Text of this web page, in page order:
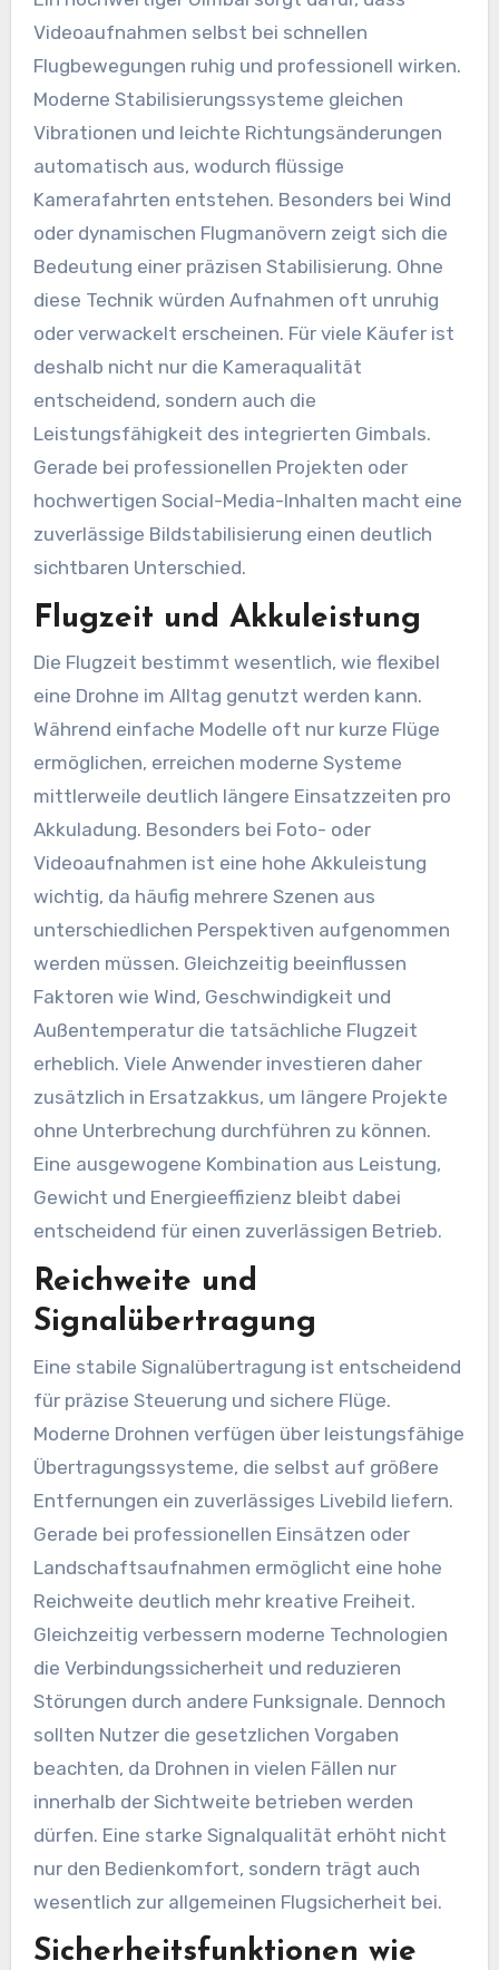
Videoaufnahmen selbst bei schnellen
Flugbewegungen ruhig und professionell wirken.
Moderne Stabilisierungssysteme gleichen
Vibrationen und leichte Richtungsänderungen
automatisch aus, wodurch flüssige
Kamerafahrten entstehen. Besonders bei Wind
oder dynamischen Flugmanövern zeigt sich die
Bedeutung einer präzisen Stabilisierung. Ohne
diese Technik würden Aufnahmen oft unruhig
oder verwackelt erscheinen. Für viele Käufer ist
deshalb nicht nur die Kameraqualität
entscheidend, sondern auch die
Leistungsfähigkeit des integrierten Gimbals.
Gerade bei professionellen Projekten oder
hochwertigen Social-Media-Inhalten macht eine
zuverlässige Bildstabilisierung einen deutlich
sichtbaren Unterschied.
Flugzeit und Akkuleistung
Die Flugzeit bestimmt wesentlich, wie flexibel
eine Drohne im Alltag genutzt werden kann.
Während einfache Modelle oft nur kurze Flüge
ermöglichen, erreichen moderne Systeme
mittlerweile deutlich längere Einsatzzeiten pro
Akkuladung. Besonders bei Foto- oder
Videoaufnahmen ist eine hohe Akkuleistung
wichtig, da häufig mehrere Szenen aus
unterschiedlichen Perspektiven aufgenommen
werden müssen. Gleichzeitig beeinflussen
Faktoren wie Wind, Geschwindigkeit und
Außentemperatur die tatsächliche Flugzeit
erheblich. Viele Anwender investieren daher
zusätzlich in Ersatzakkus, um längere Projekte
ohne Unterbrechung durchführen zu können.
Eine ausgewogene Kombination aus Leistung,
Gewicht und Energieeffizienz bleibt dabei
entscheidend für einen zuverlässigen Betrieb.
Reichweite und
Signalübertragung
Eine stabile Signalübertragung ist entscheidend
für präzise Steuerung und sichere Flüge.
Moderne Drohnen verfügen über leistungsfähige
Übertragungssysteme, die selbst auf größere
Entfernungen ein zuverlässiges Livebild liefern.
Gerade bei professionellen Einsätzen oder
Landschaftsaufnahmen ermöglicht eine hohe
Reichweite deutlich mehr kreative Freiheit.
Gleichzeitig verbessern moderne Technologien
die Verbindungssicherheit und reduzieren
Störungen durch andere Funksignale. Dennoch
sollten Nutzer die gesetzlichen Vorgaben
beachten, da Drohnen in vielen Fällen nur
innerhalb der Sichtweite betrieben werden
dürfen. Eine starke Signalqualität erhöht nicht
nur den Bedienkomfort, sondern trägt auch
wesentlich zur allgemeinen Flugsicherheit bei.
Sicherheitsfunktionen wie